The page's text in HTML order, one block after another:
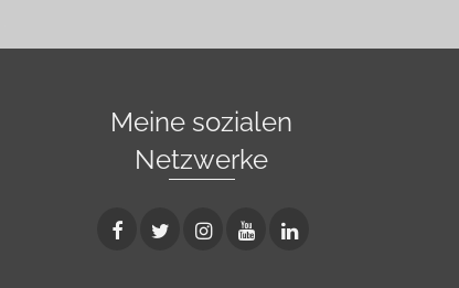
Meine sozialen
Netzwerke